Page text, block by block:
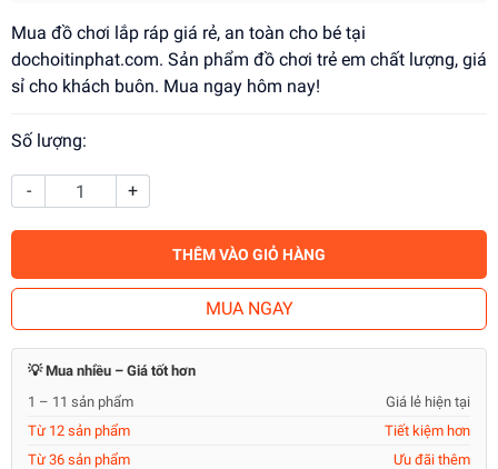
Mua đồ chơi lắp ráp giá rẻ, an toàn cho bé tại
dochoitinphat.com. Sản phẩm đồ chơi trẻ em chất lượng, giá
sỉ cho khách buôn. Mua ngay hôm nay!
Số lượng:
- +
THÊM VÀO GIỎ HÀNG
MUA NGAY
💡 Mua nhiều – Giá tốt hơn
1 – 11 sản phẩm
Giá lẻ hiện tại
Từ 12 sản phẩm
Tiết kiệm hơn
Từ 36 sản phẩm
Ưu đãi thêm